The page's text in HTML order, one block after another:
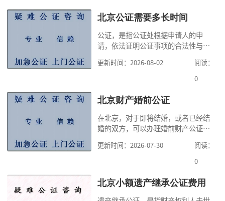
北京公证需要多长时间
公证，是指公证处根据申请人的申
请，依法证明公证事项的合法性与真
高公证事项的效力，固定证据，但是
很多人不知道在北京办理公证需要多
家，办理公证的时候除了需要按照公
道北京公证需要什么材料,北京公证需
要多少钱？北京公
更新时间：2026-08-02
阅读：
0
北京财产婚前公证
在北京，对于即将结婚，或者已经结
婚的双方，可以办理婚前财产公证，
式，可以避免个人财产引发的纠纷，
但是，在北京办理婚前财产公证，除
料外，公证咨询告诉大家，我们有必
更新时间：2026-07-30
阅读：
0
北京小额遗产继承公证费用